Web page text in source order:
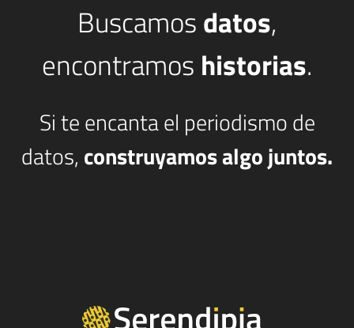
Buscamosdatos,
encontramos historias.
Si te encanta el periodismo de
datos, construyamos algo juntos.